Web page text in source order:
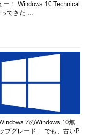
ー！ Windows 10 Technical
てきた ...
7のWindows 10無
プグレード！ でも、古いP